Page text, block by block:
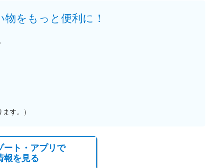
をもっと便利に！
す。）
ート・アプリで
報を見る